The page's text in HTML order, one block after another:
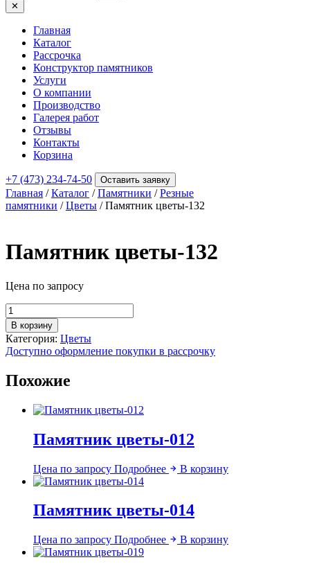
✕
Главная
Каталог
Рассрочка
Конструктор памятников
Услуги
О компании
Производство
Галерея работ
Отзывы
Контакты
Корзина
+7 (473) 234-74-50 Оставить заявку
Главная /Каталог /Памятники /Резные
памятники /Цветы / Памятник цветы-132
Памятник цветы-132
Цена по запросу
Количество
товара
Памятник
цветы-132
В корзину
Категория: Цветы
Доступно оформление покупки в рассрочку
Похожие
Памятник цветы-012
Цена по запросу Подробнее В корзину
Памятник цветы-014
Цена по запросу Подробнее В корзину